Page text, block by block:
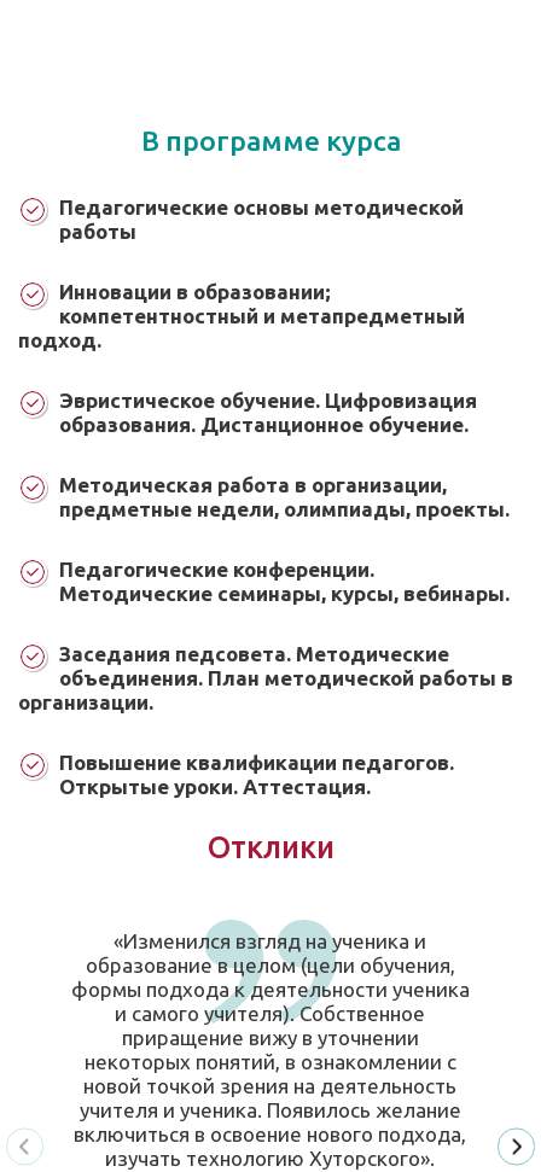
В программе курса
Педагогические основы методической
работы
Инновации в образовании;
компетентностный и метапредметный
подход.
Эвристическое обучение. Цифровизация
образования. Дистанционное обучение.
Методическая работа в организации,
предметные недели, олимпиады, проекты.
Педагогические конференции.
Методические семинары, курсы, вебинары.
Заседания педсовета. Методические
объединения. План методической работы в
организации.
Повышение квалификации педагогов.
Открытые уроки. Аттестация.
Отклики
«Изменился взгляд на ученика и
образование в целом (цели обучения,
формы подхода к деятельности ученика
и самого учителя). Собственное
приращение вижу в уточнении
некоторых понятий, в ознакомлении с
новой точкой зрения на деятельность
учителя и ученика. Появилось желание
включиться в освоение нового подхода,
изучать технологию Хуторского».